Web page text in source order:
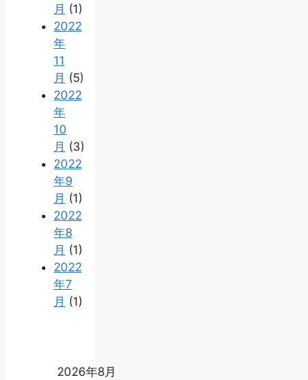
月 (1)
2022
年
11
月 (5)
2022
年
10
月 (3)
2022
年9
月 (1)
2022
年8
月 (1)
2022
年7
月 (1)
2026年8月